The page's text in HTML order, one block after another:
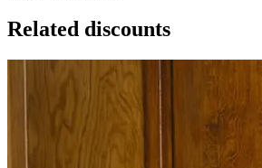
Related discounts